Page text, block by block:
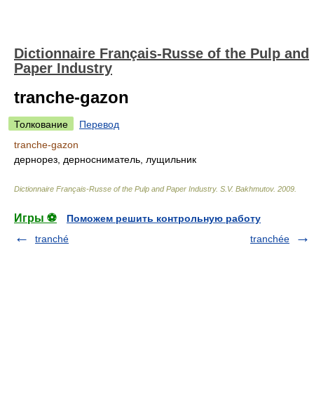
Dictionnaire Français-Russe of the Pulp and
Paper Industry
tranche-gazon
Толкование
Перевод
tranche-gazon
дернорез, дерносниматель, лущильник
Dictionnaire Français-Russe of the Pulp and Paper Industry. S.V. Bakhmutov. 2009
Игры ⚽
Поможем решить контрольную работу
tranché
tranchée